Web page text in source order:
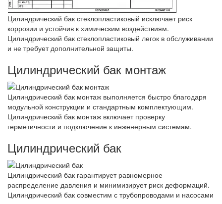
Цилиндрический бак стеклопластиковый исключает риск
коррозии и устойчив к химическим воздействиям.
Цилиндрический бак стеклопластиковый легок в обслуживании
и не требует дополнительной защиты.
Цилиндрический бак монтаж
Цилиндрический бак монтаж выполняется быстро благодаря
модульной конструкции и стандартным комплектующим.
Цилиндрический бак монтаж включает проверку
герметичности и подключение к инженерным системам.
Цилиндрический бак
Цилиндрический бак гарантирует равномерное
распределение давления и минимизирует риск деформаций.
Цилиндрический бак совместим с трубопроводами и насосами